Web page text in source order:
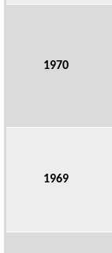
1970
1969